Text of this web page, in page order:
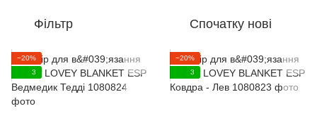
Фільтр Спочатку нові
−20%
3
−20%
3